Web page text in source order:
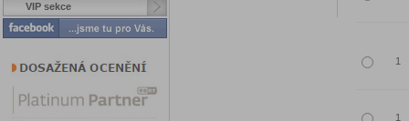
VIP sekce